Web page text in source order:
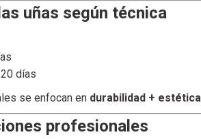
uñas según técnica
días
se enfocan en durabilidad + estética
profesionales